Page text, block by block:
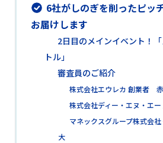
6社がしのぎを削ったピッ
お届けします
2日目のメインイベント！
トル」
審査員のご紹介
株式会社エウレカ 創業者
株式会社ディー・エヌ・エ
マネックスグループ株式会
大